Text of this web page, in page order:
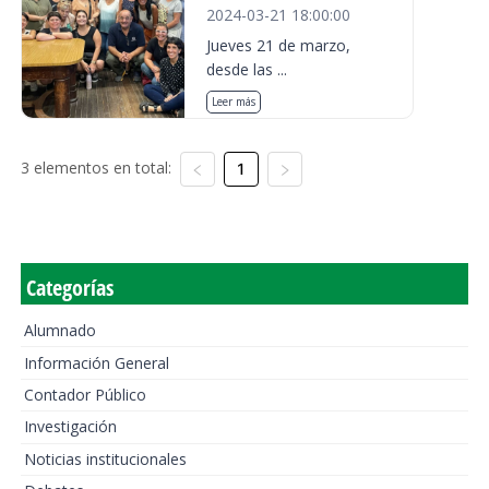
2024-03-21 18:00:00
Jueves 21 de marzo,
desde las ...
Leer más
3 elementos en total: 1
Categorías
Alumnado
Información General
Contador Público
Investigación
Noticias institucionales